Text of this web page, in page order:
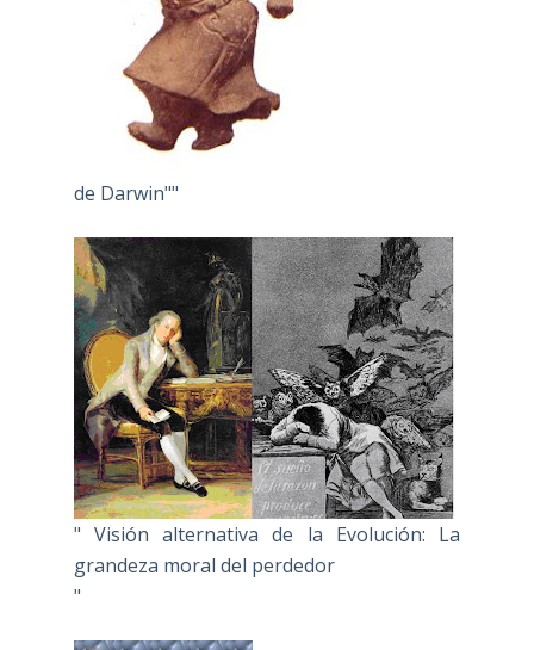
de Darwin""
" Visión alternativa de la Evolución: La
grandeza moral del perdedor
"